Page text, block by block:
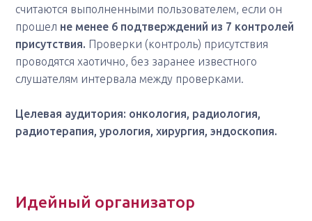
считаются выполненными пользователем, если он
прошел не менее 6 подтверждений из 7 контролей
присутствия. Проверки (контроль) присутствия
проводятся хаотично, без заранее известного
слушателям интервала между проверками.
Целевая аудитория: онкология, радиология,
радиотерапия, урология, хирургия, эндоскопия.
Идейный организатор